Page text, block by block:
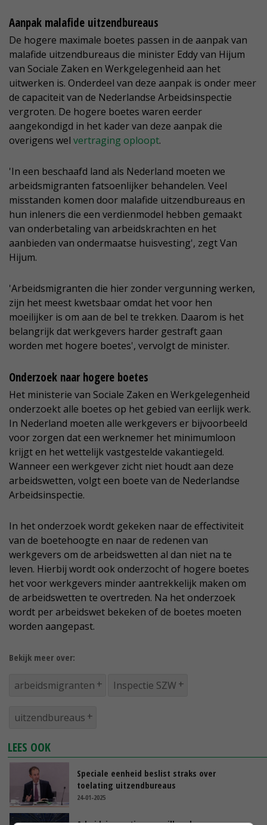
Aanpak malafide uitzendbureaus
De hogere maximale boetes passen in de aanpak van
malafide uitzendbureaus die minister Eddy van Hijum
van Sociale Zaken en Werkgelegenheid aan het
uitwerken is. Onderdeel van deze aanpak is onder meer
de capaciteit van de Nederlandse Arbeidsinspectie
vergroten. De hogere boetes waren eerder
aangekondigd in het kader van deze aanpak die
overigens wel vertraging oploopt.
'In een beschaafd land als Nederland moeten we
arbeidsmigranten fatsoenlijker behandelen. Veel
misstanden komen door malafide uitzendbureaus en
hun inleners die een verdienmodel hebben gemaakt
van onderbetaling van arbeidskrachten en het
aanbieden van ondermaatse huisvesting', zegt Van
Hijum.
'Arbeidsmigranten die hier zonder vergunning werken,
zijn het meest kwetsbaar omdat het voor hen
moeilijker is om aan de bel te trekken. Daarom is het
belangrijk dat werkgevers harder gestraft gaan
worden met hogere boetes', vervolgt de minister.
Onderzoek naar hogere boetes
Het ministerie van Sociale Zaken en Werkgelegenheid
onderzoekt alle boetes op het gebied van eerlijk werk.
In Nederland moeten alle werkgevers er bijvoorbeeld
voor zorgen dat een werknemer het minimumloon
krijgt en het wettelijk vastgestelde vakantiegeld.
Wanneer een werkgever zicht niet houdt aan deze
arbeidswetten, volgt een boete van de Nederlandse
Arbeidsinspectie.
In het onderzoek wordt gekeken naar de effectiviteit
van de boetehoogte en naar de redenen van
werkgevers om de arbeidswetten al dan niet na te
leven. Hierbij wordt ook onderzocht of hogere boetes
het voor werkgevers minder aantrekkelijk maken om
de arbeidswetten te overtreden. Na het onderzoek
wordt per arbeidswet bekeken of de boetes moeten
worden aangepast.
Bekijk meer over:
arbeidsmigranten Inspectie SZW
uitzendbureaus
LEES OOK
Speciale eenheid beslist straks over
toelating uitzendbureaus
24-01-2025